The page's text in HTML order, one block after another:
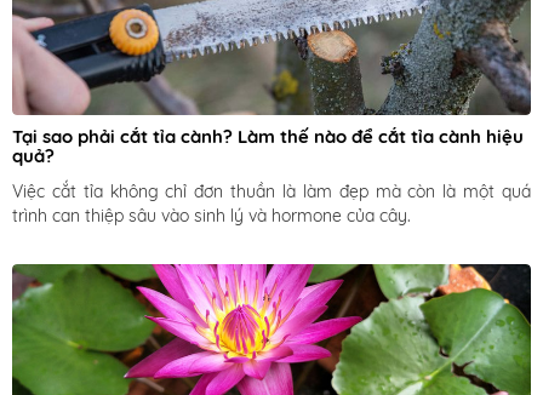
Tại sao phải cắt tỉa cành? Làm thế nào để cắt tỉa cành hiệu
quả?
Việc cắt tỉa không chỉ đơn thuần là làm đẹp mà còn là một quá
trình can thiệp sâu vào sinh lý và hormone của cây.